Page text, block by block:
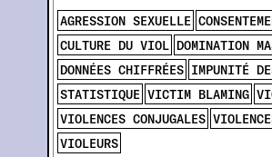
AGRESSION SEXUELLE
CULTURE DU VIOL DOMINATION
DONNÉES CHIFFRÉES IMPUNITÉ
STATISTIQUE VICTIM BLAMING
VIOLENCES CONJUGALES
VIOLEURS